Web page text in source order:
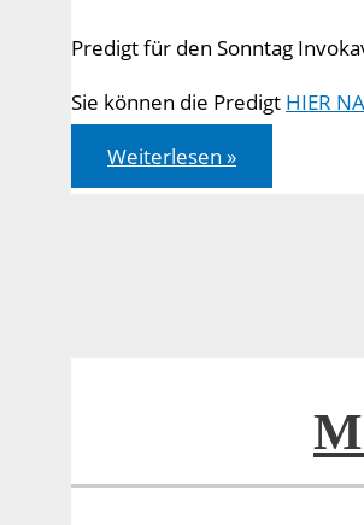
Predigt für den Sonntag
Sie können die Predigt HIER
Matthäus
04,1-
11
Weiterlesen »